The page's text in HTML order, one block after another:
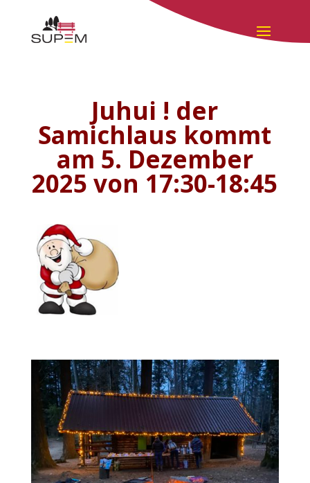
Juhui ! der
Samichlaus kommt
am 5. Dezember
2025 von 17:30-18:45